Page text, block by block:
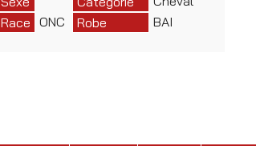
Race ONC
Robe
BAI